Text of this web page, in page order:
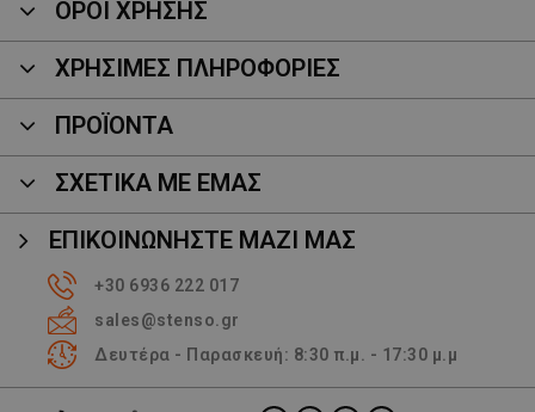
ΟΡΟΙ ΧΡΗΣΗΣ
ΧΡΗΣΙΜΕΣ ΠΛΗΡΟΦΟΡΙΕΣ
ΠΡΟΪΌΝΤΑ
ΣΧΕΤΙΚΑ ΜΕ ΕΜΑΣ
ΕΠΙΚΟΙΝΩΝΉΣΤΕ ΜΑΖΊ ΜΑΣ
+30 6936 222 017
sales@stenso.gr
Δευτέρα - Παρασκευή: 8:30 π.μ. - 17:30 μ.μ